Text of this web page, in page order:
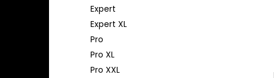
Expert
Expert XL
Pro
Pro XL
Pro XXL